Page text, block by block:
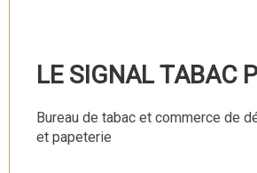
LE SIGNAL TABAC
Bureau de tabac et commerce de
et papeterie